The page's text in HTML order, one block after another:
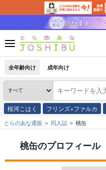
全年齢向け 成年向け
桜河こはく フリンズ×ファルカ
とらのあな通販 同人誌 桃缶
桃缶のプロフィール